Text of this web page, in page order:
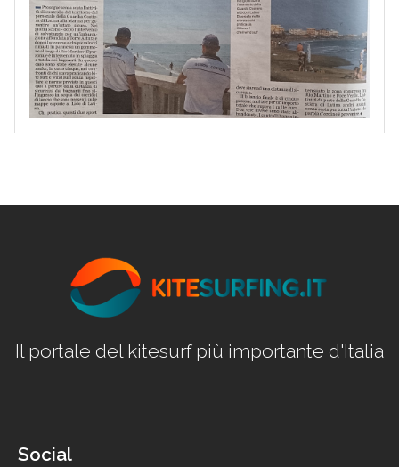
Il portale del kitesurf più importante d'Italia
Social